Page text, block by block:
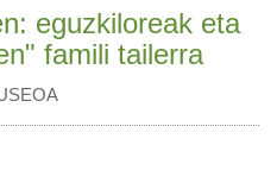
eguzkiloreak eta
famili tailerra